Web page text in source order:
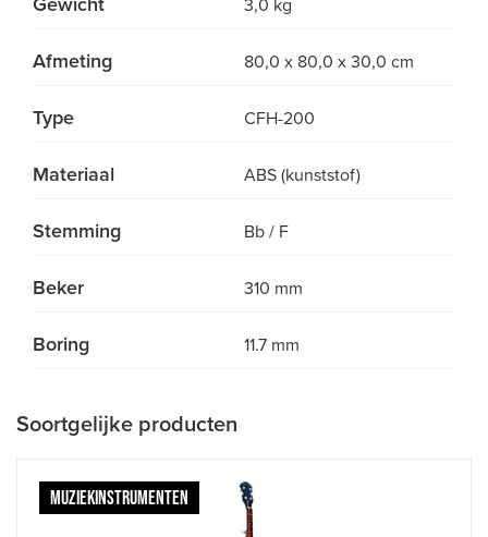
3,0 kg
Afmeting 80,0 x 80,0 x 30,0 cm
Type CFH-200
Materiaal ABS (kunststof)
Stemming Bb / F
Beker 310 mm
Boring 11.7 mm
Soortgelijke producten
MUZIEKINSTRUMENTEN